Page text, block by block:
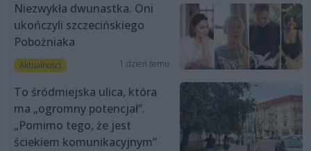
Niezwykła dwunastka. Oni
ukończyli szczecińskiego
Pobożniaka
Aktualności 1 dzień temu
To śródmiejska ulica, która
ma „ogromny potencjał”.
„Pomimo tego, że jest
ściekiem komunikacyjnym”